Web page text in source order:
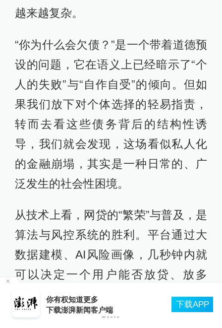
越来越复杂。
“你为什么会欠债？”是一个带着道德预
设的问题，它在语义上已经暗示了“个
人的失败”与“自作自受”的倾向。但如
果我们放下对个体选择的轻易指责，
转而去看这些债务背后的结构性诱
导，我们就会发现，这场看似私人化
的金融崩塌，其实是一种日常的、广
泛发生的社会性困境。
从技术上看，网贷的“繁荣”与普及，是
算法与风控系统的胜利。平台通过大
数据建模、AI风险画像，几秒钟内就
可以决定一个用户能否放贷、放多
少。表面上，这被包装成“普惠金融”，
是对传统银行门槛的补充。但实际
你有权知道更多
下载澎湃新闻客户端
下载APP